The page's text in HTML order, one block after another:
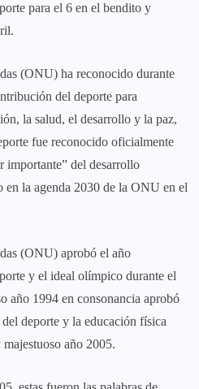
para el 6 en el bendito y
(ONU) ha reconocido durante
del deporte para
la salud, el desarrollo y la paz,
fue reconocido oficialmente
importante” del desarrollo
en la agenda 2030 de la ONU en el
(ONU) aprobó el año
y el ideal olímpico durante el
año 1994 en consonancia aprobó
deporte y la educación física
año 2005.